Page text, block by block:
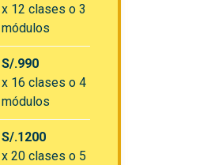
x 12 clases o 3
módulos
S/.990
x 16 clases o 4
módulos
S/.1200
x 20 clases o 5